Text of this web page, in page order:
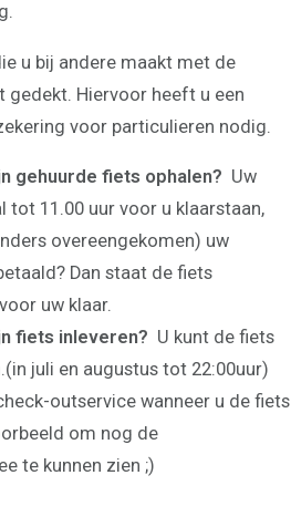
Aanbod fietsverhuur
Sportieve stadsfietsen
E-bikes
Elektrische bakfiets
Ouder-Kind-Tandem
Kinderfiets 20 inch
Kinderfiets 24-26 inch
u bij andere maakt met de
gedekt. Hiervoor heeft u een
voor particulieren nodig.
gehuurde fiets ophalen? Uw
tot 11.00 uur voor u klaarstaan,
overeengekomen) uw
Dan staat de fiets
uw klaar.
fiets inleveren? U kunt de fiets
juli en augustus tot 22:00uur)
outservice wanneer u de fiets
om nog de
te kunnen zien ;)